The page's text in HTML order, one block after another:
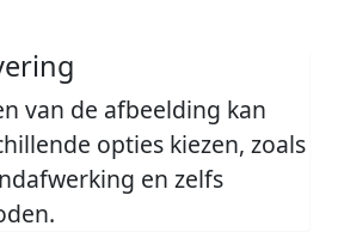
van de afbeelding kan
opties kiezen, zoals
en zelfs